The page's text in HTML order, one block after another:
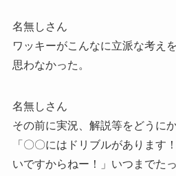
名無しさん
ワッキーがこんなに立派な考え
思わなかった。
名無しさん
その前に実況、解説等をどうにか
「〇〇にはドリブルがあります
いですからねー！」いつまでた